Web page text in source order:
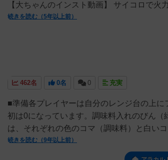
【大ちゃんのインスト動画】 サイコロで火
続きを読む（5年以上前）
462名 0名 0 充実
■準備各プレイヤーは自分のレンジ台の上
初は0になっています。調味料入れのびん
は、それぞれの色のコマ（調味料）と白い
続きを読む（9年以上前）